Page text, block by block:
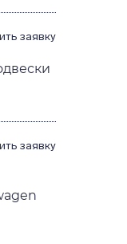
заявку
заявку